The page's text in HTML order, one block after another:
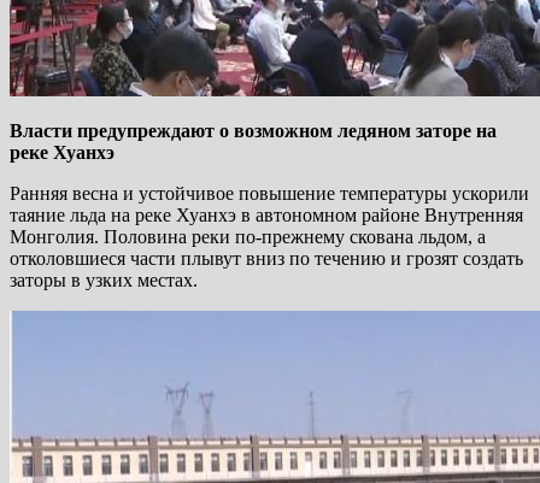
Власти предупреждают о возможном ледяном заторе на
реке Хуанхэ
Ранняя весна и устойчивое повышение температуры ускорили
таяние льда на реке Хуанхэ в автономном районе Внутренняя
Монголия. Половина реки по-прежнему скована льдом, а
отколовшиеся части плывут вниз по течению и грозят создать
заторы в узких местах.